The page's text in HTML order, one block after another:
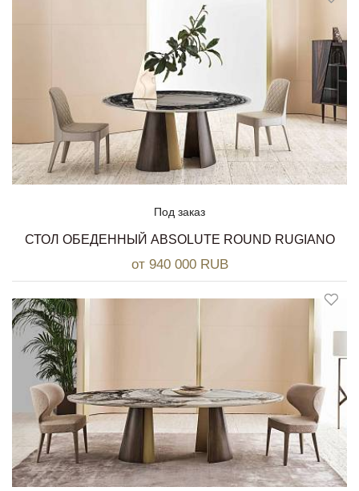
Под заказ
СТОЛ ОБЕДЕННЫЙ ABSOLUTE ROUND RUGIANO
от 940 000 RUB